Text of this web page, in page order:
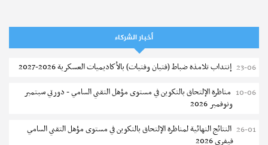
تسجيل طلبة كلية الآداب والفنون والإنسانيات بمنوبة 2026-2027
المعهد العالي للرياضة و التربية البدنية بقصر السعيد : ترسيم السنوات الثانية
والثالثة دكتوراه
05-08 تمديد آجال الترشح للماجستير بكلية العلوم بقابس 2026-2027
أخبار الشركاء
23-06 إنتداب تلامذة ضباط (فتيان وفتيات) بالأكاديميات العسكرية 2026-2027
10-06 مناظرة الإلتحاق بالتكوين في مستوى مؤهل التقني السامي - دورتي سبتمبر
ونوفمبر 2026
26-01 النتائج النهائية لمناظرة الإلتحاق بالتكوين في مستوى مؤهل التقني السامي
فيفري 2026